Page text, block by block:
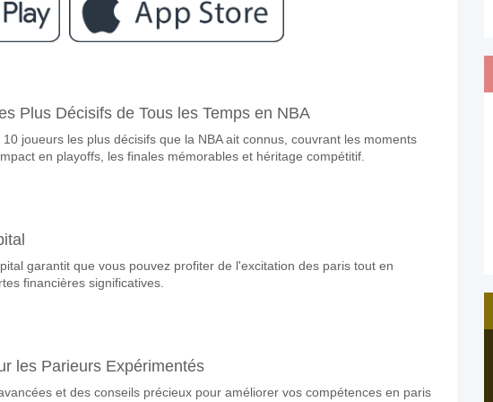
v Guizhou Zhucheng 09 May 2026 09:00.
pour gagner entre Shenzhen 2028 v Guizhou Zhucheng?
elles dans le match Shenzhen 2028 v Guizhou Zhucheng?
avec un pourcentage de 56%.
attendu entre Shenzhen 2028 v Guizhou Zhucheng?
Plus Décisifs de Tous les Temps en NBA
joueurs les plus décisifs que la NBA ait connus, couvrant les moments
en playoffs, les finales mémorables et héritage compétitif.
garantit que vous pouvez profiter de l'excitation des paris tout en
financières significatives.
les Parieurs Expérimentés
et des conseils précieux pour améliorer vos compétences en paris